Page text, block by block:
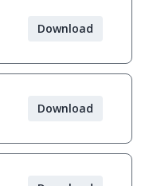
Download
Download